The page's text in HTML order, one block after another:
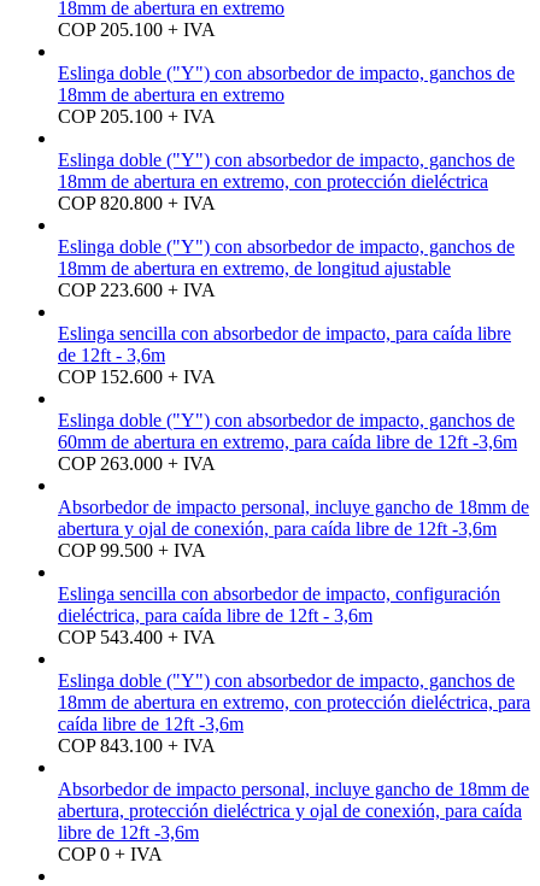
18mm de abertura en extremo
COP 205.100 + IVA
Eslinga doble ("Y") con absorbedor de impacto, ganchos de
18mm de abertura en extremo
COP 205.100 + IVA
Eslinga doble ("Y") con absorbedor de impacto, ganchos de
18mm de abertura en extremo, con protección dieléctrica
COP 820.800 + IVA
Eslinga doble ("Y") con absorbedor de impacto, ganchos de
18mm de abertura en extremo, de longitud ajustable
COP 223.600 + IVA
Eslinga sencilla con absorbedor de impacto, para caída libre
de 12ft - 3,6m
COP 152.600 + IVA
Eslinga doble ("Y") con absorbedor de impacto, ganchos de
60mm de abertura en extremo, para caída libre de 12ft -3,6m
COP 263.000 + IVA
Absorbedor de impacto personal, incluye gancho de 18mm de
abertura y ojal de conexión, para caída libre de 12ft -3,6m
COP 99.500 + IVA
Eslinga sencilla con absorbedor de impacto, configuración
dieléctrica, para caída libre de 12ft - 3,6m
COP 543.400 + IVA
Eslinga doble ("Y") con absorbedor de impacto, ganchos de
18mm de abertura en extremo, con protección dieléctrica, para
caída libre de 12ft -3,6m
COP 843.100 + IVA
Absorbedor de impacto personal, incluye gancho de 18mm de
abertura, protección dieléctrica y ojal de conexión, para caída
libre de 12ft -3,6m
COP 0 + IVA